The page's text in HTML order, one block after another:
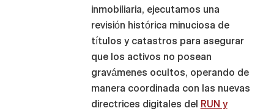
inmobiliaria, ejecutamos una
revisión histórica minuciosa de
títulos y catastros para asegurar
que los activos no posean
gravámenes ocultos, operando de
manera coordinada con las nuevas
directrices digitales del RUN y